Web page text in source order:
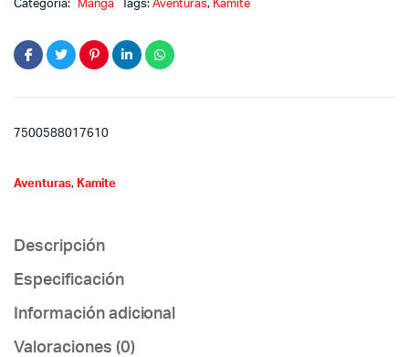
Categoría: Manga Tags:Aventuras, Kamite
7500588017610
Aventuras, Kamite
Descripción
Especificación
Información adicional
Valoraciones (0)